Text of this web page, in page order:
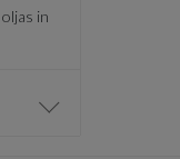
in
Visa/dölj